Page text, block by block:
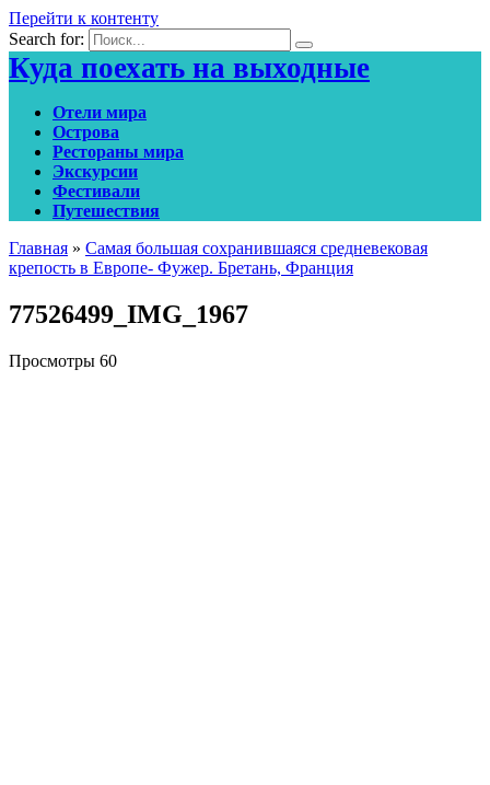
Перейти к контенту
Search for:
Куда поехать на выходные
Отели мира
Острова
Рестораны мира
Экскурсии
Фестивали
Путешествия
Главная » Самая большая сохранившаяся средневековая
крепость в Европе- Фужер. Бретань, Франция
77526499_IMG_1967
Просмотры 60